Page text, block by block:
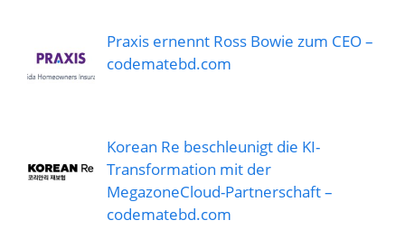
Praxis ernennt Ross Bowie zum CEO –
codematebd.com
Korean Re beschleunigt die KI-
Transformation mit der
MegazoneCloud-Partnerschaft –
codematebd.com